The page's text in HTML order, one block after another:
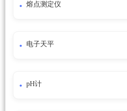
熔点测定仪
电子天平
pH计